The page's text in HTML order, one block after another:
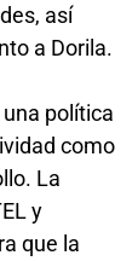
así
a Dorila.
política
como
La
y
que la